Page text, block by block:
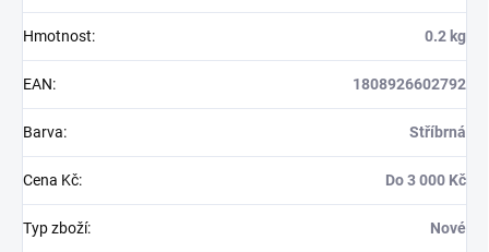
Hmotnost: 0.2 kg
EAN: 1808926602792
Barva: Stříbrná
Cena Kč: Do 3 000 Kč
Typ zboží: Nové